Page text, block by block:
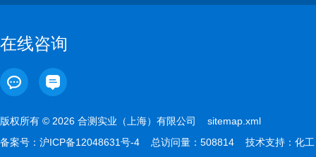
在线咨询
版权所有 © 2026 合测实业（上海）有限公司 sitemap.xml
备案号： 沪ICP备12048631号-4 总访问量：508814 技术支持： 化工